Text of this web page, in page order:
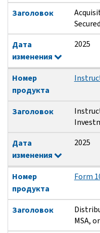
Заголовок
Дата
изменения
2025
Номер
продукта
Заголовок
Дата
изменения
2025
Номер
продукта
Form
Заголовок
MSA,